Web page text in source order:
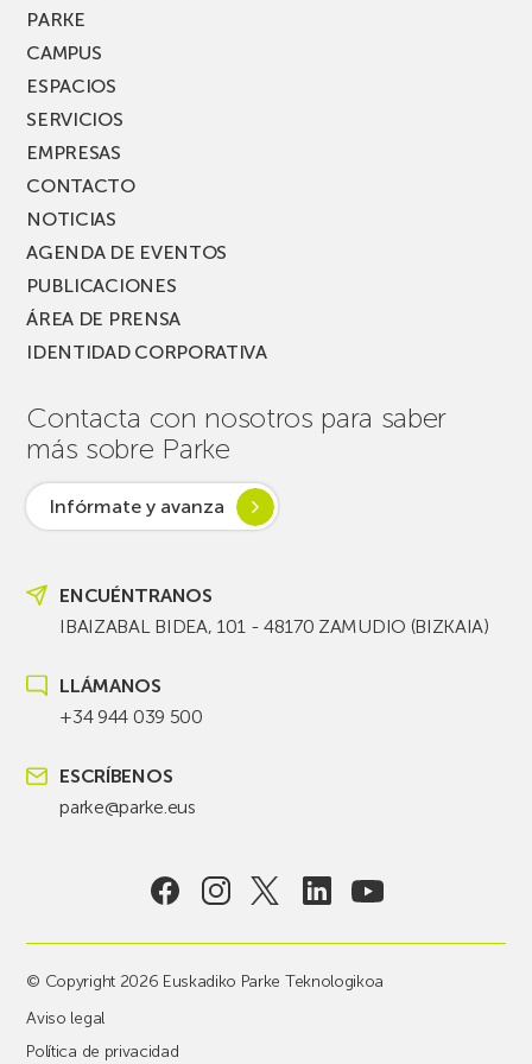
MUSIK
PARKE
CAMPUS
ESPACIOS
SERVICIOS
EMPRESAS
CONTACTO
NOTICIAS
AGENDA DE EVENTOS
PUBLICACIONES
ÁREA DE PRENSA
IDENTIDAD CORPORATIVA
Contacta con nosotros para saber
más sobre Parke
Infórmate y avanza
ENCUÉNTRANOS
IBAIZABAL BIDEA, 101 - 48170 ZAMUDIO (BIZKAIA)
LLÁMANOS
+34 944 039 500
ESCRÍBENOS
parke@parke.eus
© Copyright 2026 Euskadiko Parke Teknologikoa
Aviso legal
Política de privacidad